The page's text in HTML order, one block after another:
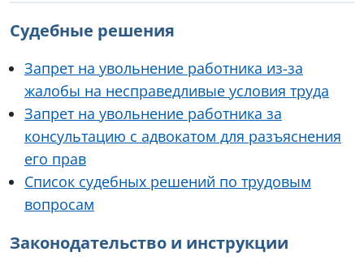
Судебные решения
Запрет на увольнение работника из-за
жалобы на несправедливые условия труда
Запрет на увольнение работника за
консультацию с адвокатом для разъяснения
его прав
Список судебных решений по трудовым
вопросам
Законодательство и инструкции